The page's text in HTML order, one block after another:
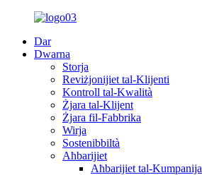
Dar
Dwarna
Storja
Reviżjonijiet tal-Klijenti
Kontroll tal-Kwalità
Żjara tal-Klijent
Żjara fil-Fabbrika
Wirja
Sostenibbiltà
Aħbarijiet
Aħbarijiet tal-Kumpanija